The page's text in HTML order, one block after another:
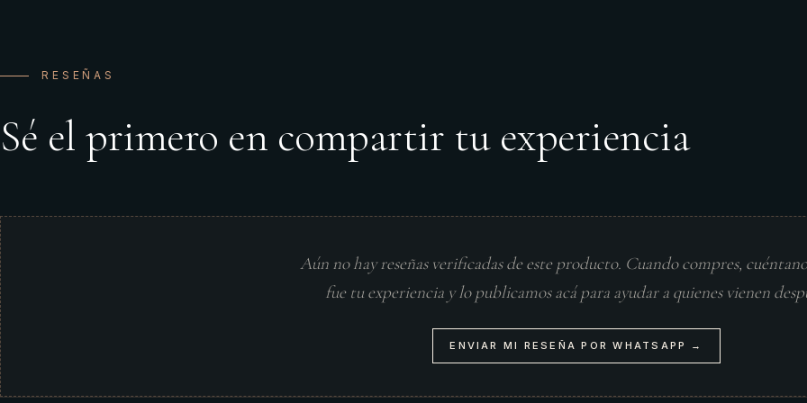
RESEÑAS
Sé el primero en compartir tu experiencia
Aún no hay reseñas verificadas de este producto. Cuando compres,
fue tu experiencia y lo publicamos acá para ayudar a quienes vienen
ENVIAR MI RESEÑA POR WHATSAPP →